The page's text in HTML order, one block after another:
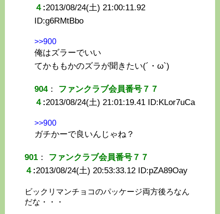
４ :2013/08/24(土) 21:00:11.92
ID:g6RMtBbo
>>900
俺はズラーでいい
てかももかのズラが聞きたい(´・ω`)
904： ファンクラブ会員番号７７
４ :2013/08/24(土) 21:01:19.41 ID:KLor7uCa
>>900
ガチかーで良いんじゃね？
901 ： ファンクラブ会員番号７７
４ :2013/08/24(土) 20:53:33.12 ID:pZA89Oay
ビックリマンチョコのパッケージ両方後ろなん
だな・・・